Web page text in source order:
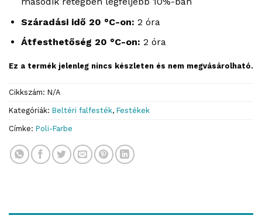
Száradási idő 20 °C-on: 2 óra
Átfesthetőség 20 °C-on: 2 óra
Ez a termék jelenleg nincs készleten és nem megvásárolható.
Cikkszám: N/A
Kategóriák: Beltéri falfesték, Festékek
Címke: Poli-Farbe